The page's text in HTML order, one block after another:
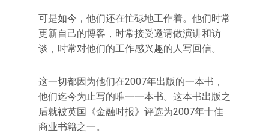
可是如今，他们还在忙碌地工作着。他们时常
更新自己的博客，时常接受邀请做演讲和访
谈，时常对他们的工作感兴趣的人写回信。
这一切都因为他们在2007年出版的一本书，
他们迄今为止写的唯一一本书。这本书出版之
后就被英国《金融时报》评选为2007年十佳
商业书籍之一。